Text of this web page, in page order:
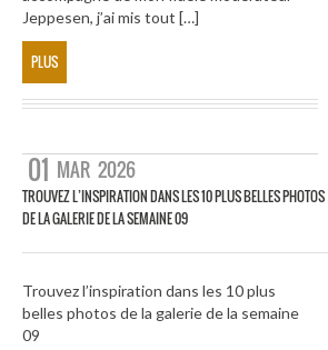
Jeppesen, j’ai mis tout […]
PLUS
01 MAR 2026
TROUVEZ L’INSPIRATION DANS LES 10 PLUS BELLES PHOTOS
DE LA GALERIE DE LA SEMAINE 09
Trouvez l’inspiration dans les 10 plus
belles photos de la galerie de la semaine
09